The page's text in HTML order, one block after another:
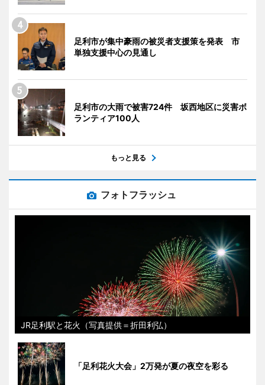
足利市が集中豪雨の被災者支援策を発表 市
単独支援中心の見通し
足利市の大雨で被害724件 坂西地区に災害ボ
ランティア100人
もっと見る
フォトフラッシュ
JR足利駅と花火（写真提供＝折田利弘）
「足利花火大会」2万発が夏の夜空を彩る